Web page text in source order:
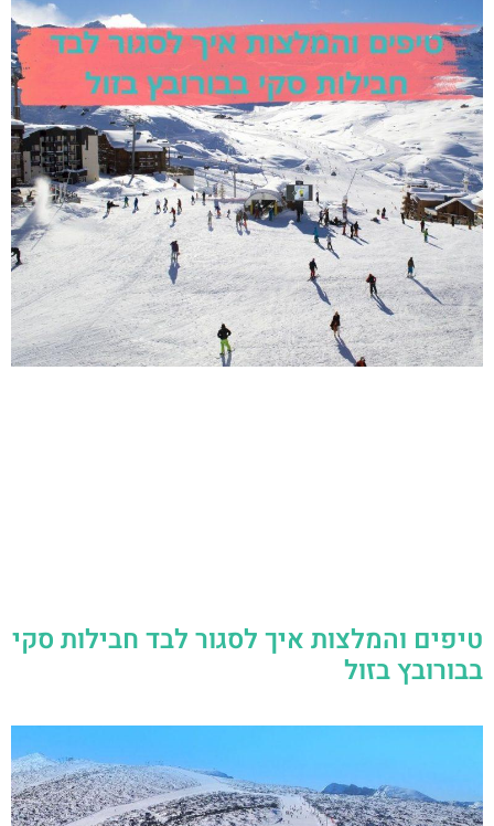
טיפים והמלצות איך לסגור לבד חבילות סקי
בבורובץ בזול